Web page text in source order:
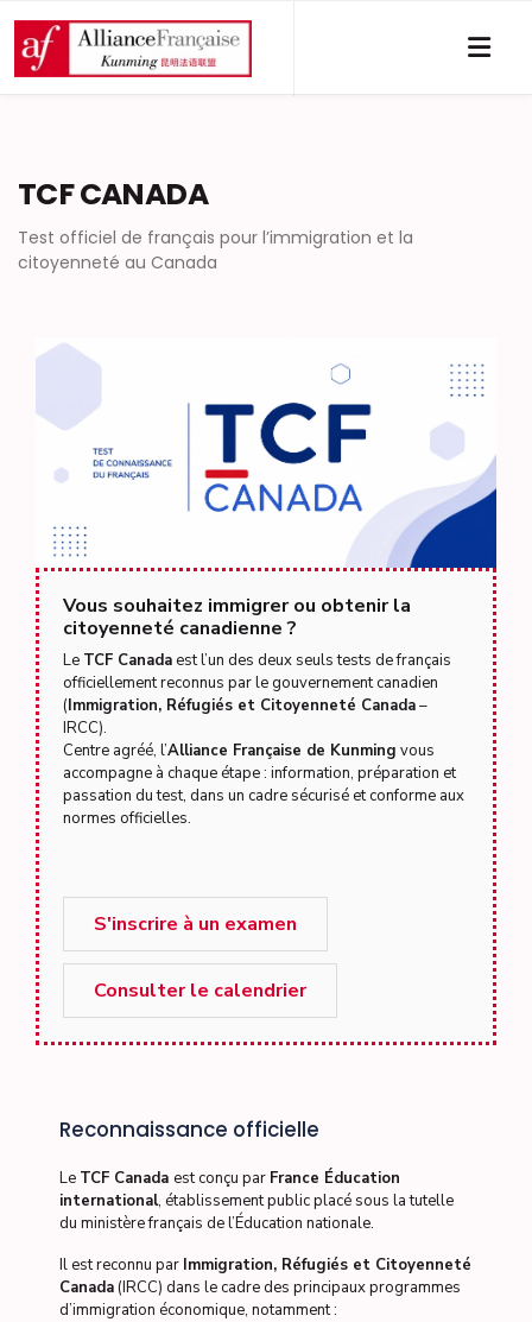
TCF CANADA
Test officiel de français pour l’immigration et la
citoyenneté au Canada
Vous souhaitez immigrer ou obtenir la
citoyenneté canadienne ?
Le TCF Canada est l’un des deux seuls tests de français
officiellement reconnus par le gouvernement canadien
(Immigration, Réfugiés et Citoyenneté Canada–
IRCC).
Centre agréé, l’Alliance Française de Kunming vous
accompagne à chaque étape : information, préparation et
passation du test, dans un cadre sécurisé et conforme aux
normes officielles.
S'inscrire à un examen
Consulter le calendrier
Reconnaissance officielle
Le TCF Canada est conçu par France Éducation
international, établissement public placé sous la tutelle
du ministère français de l’Éducation nationale.
Il est reconnu par Immigration, Réfugiés et Citoyenneté
Canada(IRCC) dans le cadre des principaux programmes
d’immigration économique, notamment :